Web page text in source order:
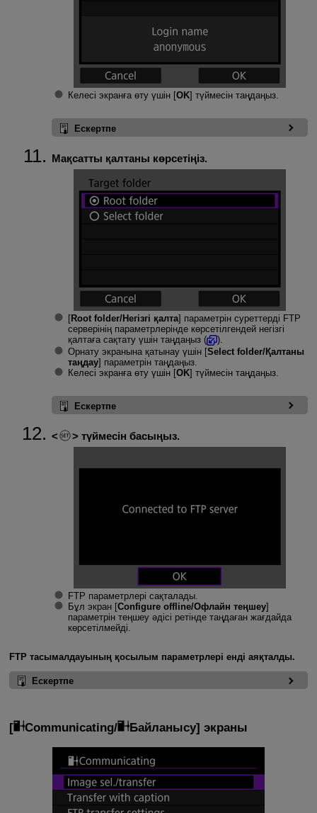
Келесі экранға өту үшін [OK] түймесін таңдаңыз.
Ескертпе
Мақсатты қалтаны көрсетіңіз.
[Root folder/Негізгі қалта] параметрін суреттерді FTP
серверінің параметрлерінде көрсетілгендей негізгі
қалтаға сақтату үшін таңдаңыз (
).
Орнату экранына қатынау үшін [Select folder/Қалтаны
таңдау] параметрін таңдаңыз.
Келесі экранға өту үшін [OK] түймесін таңдаңыз.
Ескертпе
түймесін басыңыз.
FTP параметрлері сақталады.
Бұл экран [Configure offline/Офлайн теңшеу]
параметрін теңшеу әдісі ретінде таңдаған жағдайда
көрсетілмейді.
FTP тасымалдауының қосылым параметрлері енді аяқталды.
Ескертпе
[ Communicating/ Байланысу] экраны